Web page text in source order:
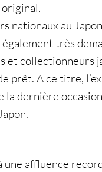
nationaux au
très
et collectionneurs
prêt. A ce titre,
dernière
une affluence